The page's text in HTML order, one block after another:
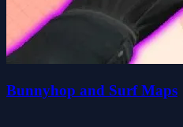
Bunnyhop and Surf Maps